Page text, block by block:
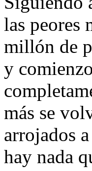
las peores
millón de
y
más se
arrojados
hay nada